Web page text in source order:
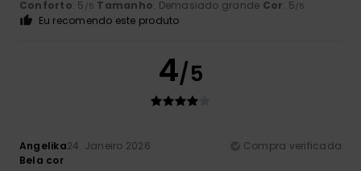
Conforto: 5 /5 Tamanho: Demasiado grande Cor: 5/5
Eu recomendo este produto
4/5
Angelika24. Janeiro 2026
Compra verificada
Bela cor